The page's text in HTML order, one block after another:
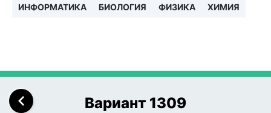
ИНФОРМАТИКА
БИОЛОГИЯ ФИЗИКА ХИМИЯ
Вариант 1309